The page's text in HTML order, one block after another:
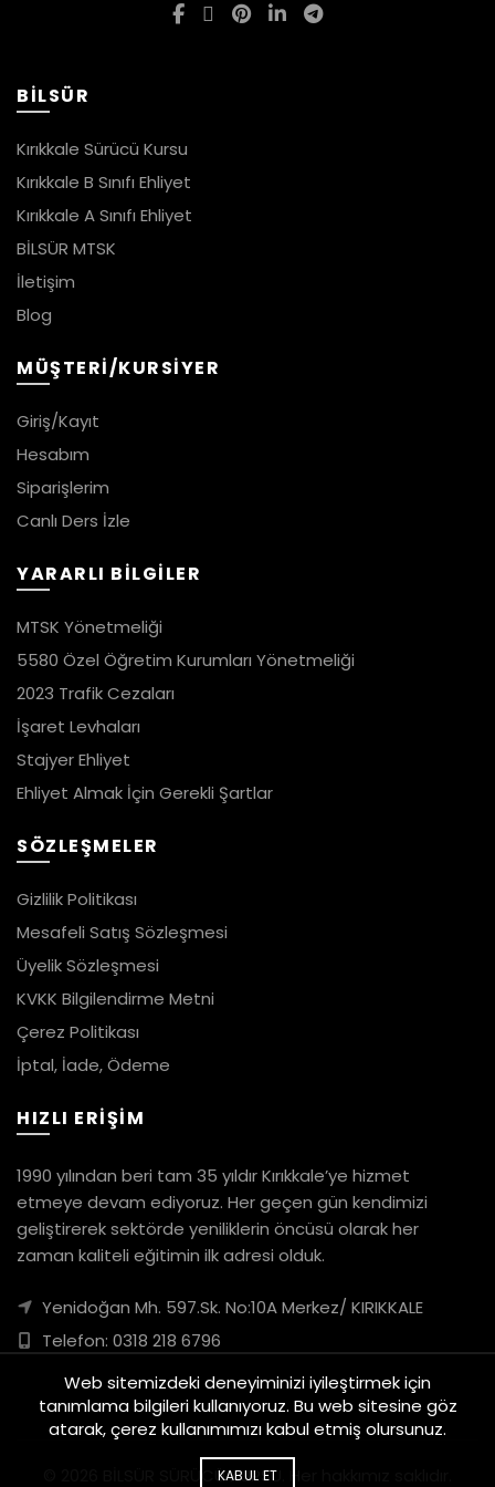
BİLSÜR
Kırıkkale Sürücü Kursu
Kırıkkale B Sınıfı Ehliyet
Kırıkkale A Sınıfı Ehliyet
BİLSÜR MTSK
İletişim
Blog
MÜŞTERİ/KURSİYER
Giriş/Kayıt
Hesabım
Siparişlerim
Canlı Ders İzle
YARARLI BİLGİLER
MTSK Yönetmeliği
5580 Özel Öğretim Kurumları Yönetmeliği
2023 Trafik Cezaları
İşaret Levhaları
Stajyer Ehliyet
Ehliyet Almak İçin Gerekli Şartlar
SÖZLEŞMELER
Gizlilik Politikası
Mesafeli Satış Sözleşmesi
Üyelik Sözleşmesi
KVKK Bilgilendirme Metni
Çerez Politikası
İptal, İade, Ödeme
HIZLI ERİŞİM
1990 yılından beri tam 35 yıldır Kırıkkale’ye hizmet
etmeye devam ediyoruz. Her geçen gün kendimizi
geliştirerek sektörde yeniliklerin öncüsü olarak her
zaman kaliteli eğitimin ilk adresi olduk.
Yenidoğan Mh. 597.Sk. No:10A Merkez/ KIRIKKALE
Telefon: 0318 218 6796
BİLSÜR SÜRÜCÜ KURSU
Web sitemizdeki deneyiminizi iyileştirmek için
tanımlama bilgileri kullanıyoruz. Bu web sitesine göz
atarak, çerez kullanımımızı kabul etmiş olursunuz.
KABUL ET